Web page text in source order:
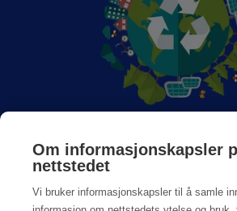
Om informasjonskapsler
nettstedet
Vi bruker informasjonskapsler til å samle